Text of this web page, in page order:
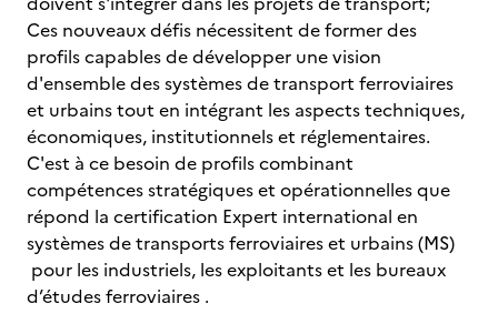
Ces nouveaux défis nécessitent de former des
profils capables de développer une vision
d'ensemble des systèmes de transport ferroviaires
et urbains tout en intégrant les aspects techniques,
économiques, institutionnels et réglementaires.
C'est à ce besoin de profils combinant
compétences stratégiques et opérationnelles que
répond la certification Expert international en
systèmes de transports ferroviaires et urbains (MS)
pour les industriels, les exploitants et les bureaux
d’études ferroviaires .